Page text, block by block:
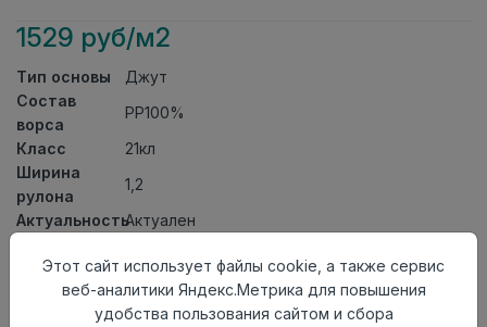
1529 руб/м2
Тип основы
Джут
Состав
ворса
PP100%
Класс
21кл
Ширина
рулона
1,2
АктуальностьАктуален
ковролина
Ковролин тканный
Страна
происхождения
Беларусь
Этот сайт использует файлы cookie, а также сервис
веб-аналитики Яндекс.Метрика для повышения
удобства пользования сайтом и сбора